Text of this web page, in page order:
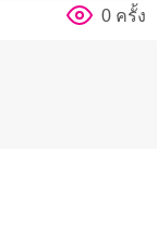
0 ครั้ง